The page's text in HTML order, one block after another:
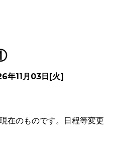
年11月03日[火]
在のものです。日程等変更